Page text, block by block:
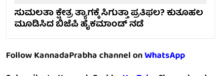
ಸುಮಲತಾ ಕ್ಷೇತ್ರ ತ್ಯಾಗಕ್ಕೆ ಸಿಗುತ್ತಾ ಪ್ರತಿಫಲ? ಕುತೂಹಲ
ಮೂಡಿಸಿದ ಬಿಜೆಪಿ ಹೈಕಮಾಂಡ್ ನಡೆ
Follow KannadaPrabha channel onWhatsApp